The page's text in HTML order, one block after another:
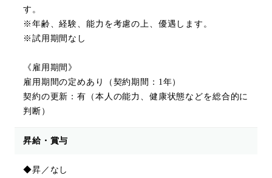
す。
※年齢、経験、能力を考慮の上、優遇します。
※試用期間なし
《雇用期間》
雇用期間の定めあり（契約期間：1年）
契約の更新：有（本人の能力、健康状態などを総合的に
判断）
昇給・賞与
◆昇／なし